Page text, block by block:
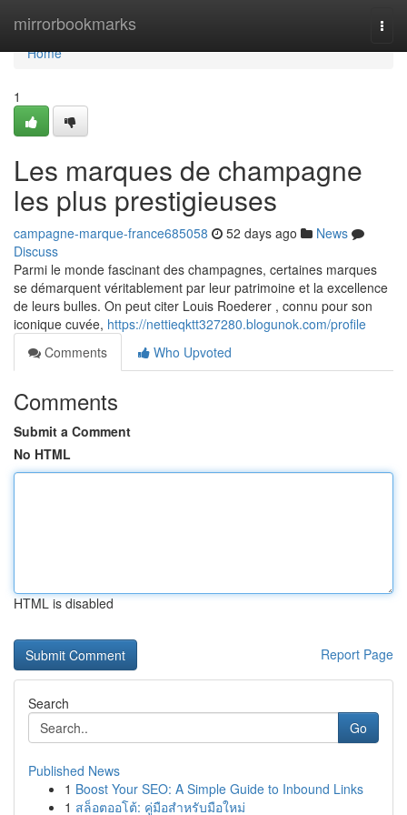
mirrorbookmarks
Home
Home
1
Les marques de champagne
les plus prestigieuses
campagne-marque-france685058 52 days ago
News
Discuss
Parmi le monde fascinant des champagnes, certaines marques
se démarquent véritablement par leur patrimoine et la excellence
de leurs bulles. On peut citer Louis Roederer , connu pour son
iconique cuvée, https://nettieqktt327280.blogunok.com/profile
Comments
Who Upvoted
Comments
Submit a Comment
No HTML
HTML is disabled
Report Page
Search
Go
Published News
1 Boost Your SEO: A Simple Guide to Inbound Links
1 สล็อตออโต้: คู่มือสำหรับมือใหม่